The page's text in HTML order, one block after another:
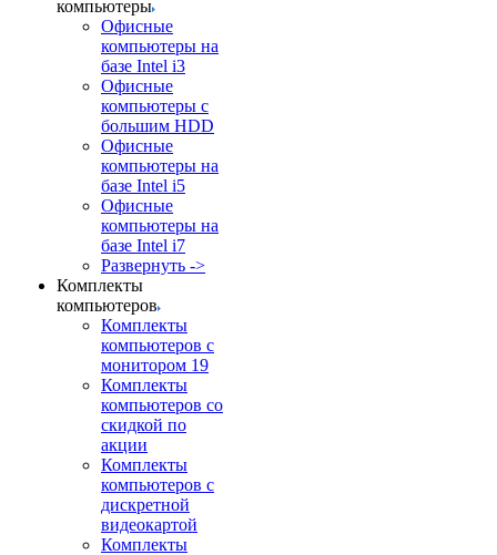
компьютеры
Офисные
компьютеры на
базе Intel i3
Офисные
компьютеры с
большим HDD
Офисные
компьютеры на
базе Intel i5
Офисные
компьютеры на
базе Intel i7
Развернуть ->
Комплекты
компьютеров
Комплекты
компьютеров с
монитором 19
Комплекты
компьютеров со
скидкой по
акции
Комплекты
компьютеров с
дискретной
видеокартой
Комплекты